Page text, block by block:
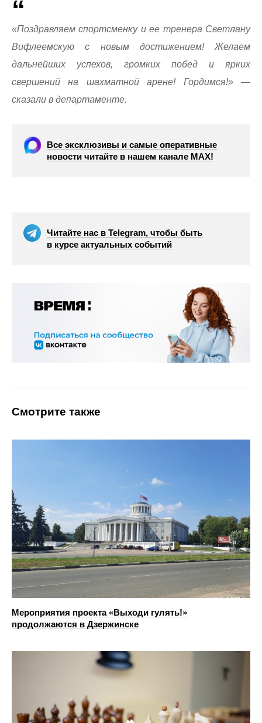
«Поздравляем спортсменку и ее тренера Светлану
Вифлеемскую с новым достижением! Желаем
дальнейших успехов, громких побед и ярких
свершений на шахматной арене! Гордимся!» —
сказали в департаменте.
Все эксклюзивы и самые оперативные
новости читайте в нашем канале МАХ!
Читайте нас в Telegram, чтобы быть
в курсе актуальных событий
Смотрите также
Мероприятия проекта «Выходи гулять!»
продолжаются в Дзержинске